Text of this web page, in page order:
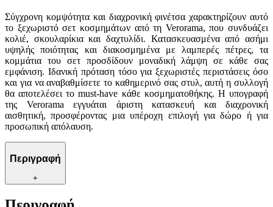
Σύγχρονη κομψότητα και διαχρονική φινέτσα χαρακτηρίζουν αυτό
το ξεχωριστό σετ κοσμημάτων από τη Verorama, που συνδυάζει
κολιέ, σκουλαρίκια και δαχτυλίδι. Κατασκευασμένα από ασήμι
υψηλής ποιότητας και διακοσμημένα με λαμπερές πέτρες, τα
κομμάτια του σετ προσδίδουν μοναδική λάμψη σε κάθε σας
εμφάνιση. Ιδανική πρόταση τόσο για ξεχωριστές περιστάσεις όσο
και για να αναβαθμίσετε το καθημερινό σας στυλ, αυτή η συλλογή
θα αποτελέσει το must-have κάθε κοσμηματοθήκης. Η υπογραφή
της Verorama εγγυάται άριστη κατασκευή και διαχρονική
αισθητική, προσφέροντας μια υπέροχη επιλογή για δώρο ή για
προσωπική απόλαυση.
Περιγραφή
+